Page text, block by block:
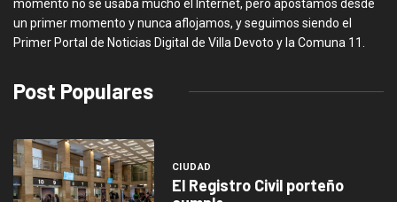
momento no se usaba mucho el Internet, pero apostamos desde
un primer momento y nunca aflojamos, y seguimos siendo el
Primer Portal de Noticias Digital de Villa Devoto y la Comuna 11.
Post Populares
CIUDAD
El Registro Civil porteño